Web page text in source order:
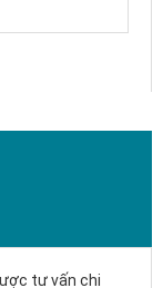
tư vấn chi